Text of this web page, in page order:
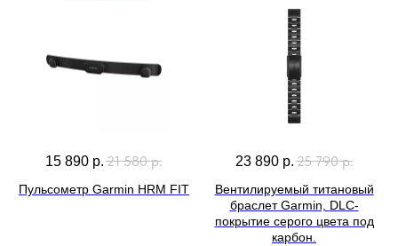
15 890 р. 21 580 р.
Пульсометр Garmin HRM FIT
23 890 р. 25 790 р.
Вентилируемый титановый
браслет Garmin, DLC-
покрытие серого цвета под
карбон.